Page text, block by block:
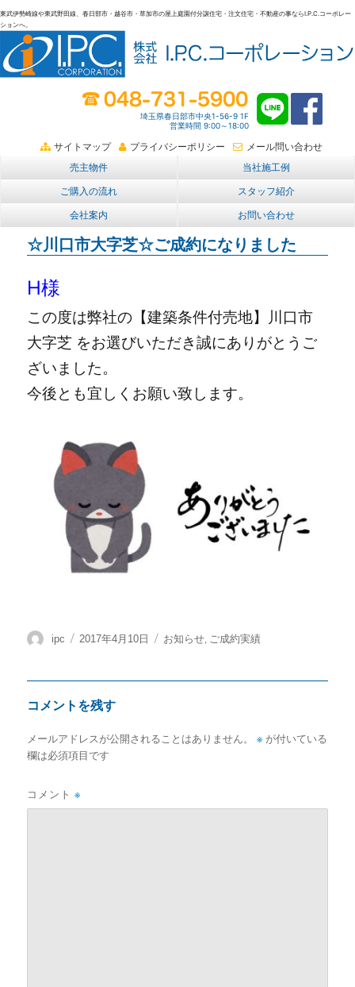
東武伊勢崎線や東武野田線、春日部市・越谷市・草加市の屋上庭園付分譲住宅・注文住宅・不動産の事ならI.P.C.コーポレー
ションへ。
春日部・越谷・草加の不動産。I.P.C.コーポレーション。屋上庭園も
埼玉県春日部市中央1-56-9 1F
営業時間 9:00～18:00
サイトマップ プライバシーポリシー
メール問い合わせ
売主物件
当社施工例
ご購入の流れ スタッフ紹介
会社案内 お問い合わせ
☆川口市大字芝☆ご成約になりました
H様
この度は弊社の【建築条件付売地】川口市
大字芝 をお選びいただき誠にありがとうご
ざいました。
今後とも宜しくお願い致します。
投
ipc
投
2017年4月10日
カ
お知らせ, ご成約実績
コメントを残す
メールアドレスが公開されることはありません。 ※ が付いている
欄は必須項目です
コメント※